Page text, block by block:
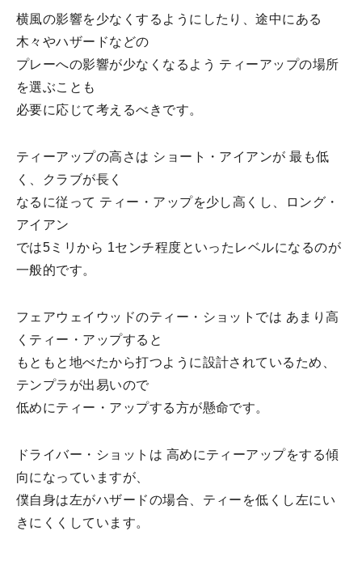
横風の影響を少なくするようにしたり、途中にある
木々やハザードなどの
プレーへの影響が少なくなるよう ティーアップの場所
を選ぶことも
必要に応じて考えるべきです。
ティーアップの高さは ショート・アイアンが 最も低
く、クラブが長く
なるに従って ティー・アップを少し高くし、ロング・
アイアン
では5ミリから 1センチ程度といったレベルになるのが
一般的です。
フェアウェイウッドのティー・ショットでは あまり高
くティー・アップすると
もともと地べたから打つように設計されているため、
テンプラが出易いので
低めにティー・アップする方が懸命です。
ドライバー・ショットは 高めにティーアップをする傾
向になっていますが、
僕自身は左がハザードの場合、ティーを低くし左にい
きにくくしています。